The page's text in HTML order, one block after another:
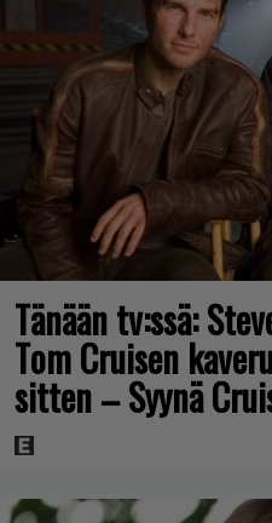
Tänään tv:ssä:
Tom Cruisen
sitten – Syynä